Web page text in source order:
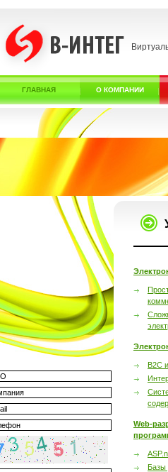
ГЛАВНАЯ О КОМПАНИИ
B2C
Web-
Базы